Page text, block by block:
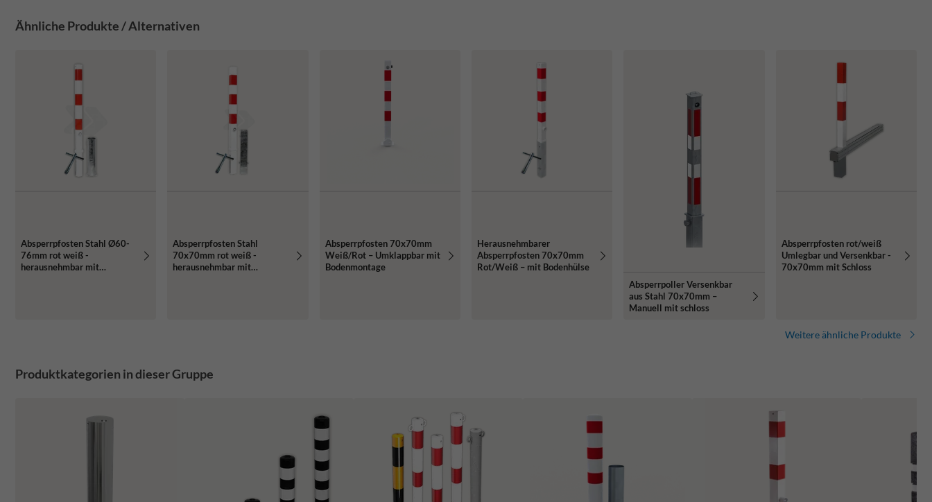
Ähnliche Produkte / Alternativen
Absperrpfosten Stahl Ø60-
76mm rot weiß -
herausnehmbar mit
Absperrpfosten Stahl
70x70mm rot weiß -
herausnehmbar mit
Absperrpfosten 70x70mm
Weiß/Rot – Umklappbar mit
Bodenmontage
Herausnehmbarer
Absperrpfosten 70x70mm
Rot/Weiß – mit Bodenhülse
Absperrpoller Versenkbar
aus Stahl 70x70mm –
Manuell mit schloss
Absperrpfosten rot/weiß
Umlegbar und Versenkbar -
70x70mm mit Schloss
Weitere ähnliche Produkte
Produktkategorien in dieser Gruppe